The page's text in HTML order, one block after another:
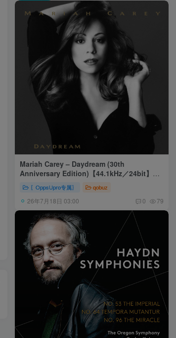
Mariah Carey – Daydream (30th
Anniversary Edition)【44.1kHz／24bit】美
〖OppsUpro专属〗 qobuz
26年7月18日 03:00 0 79